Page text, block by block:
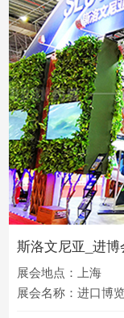
斯洛文尼亚_进
展会地点：上海
展会名称：进口博